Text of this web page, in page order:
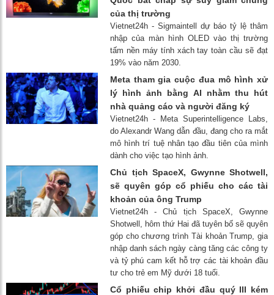
của thị trường
Vietnet24h - Sigmaintell dự báo tỷ lệ thâm
nhập của màn hình OLED vào thị trường
tấm nền máy tính xách tay toàn cầu sẽ đạt
19% vào năm 2030.
Meta tham gia cuộc đua mô hình xử
lý hình ảnh bằng AI nhằm thu hút
nhà quảng cáo và người đăng ký
Vietnet24h - Meta Superintelligence Labs,
do Alexandr Wang dẫn đầu, đang cho ra mắt
mô hình trí tuệ nhân tạo đầu tiên của mình
dành cho việc tạo hình ảnh.
Chủ tịch SpaceX, Gwynne Shotwell,
sẽ quyên góp cổ phiếu cho các tài
khoản của ông Trump
Vietnet24h - Chủ tịch SpaceX, Gwynne
Shotwell, hôm thứ Hai đã tuyên bố sẽ quyên
góp cho chương trình Tài khoản Trump, gia
nhập danh sách ngày càng tăng các công ty
và tỷ phú cam kết hỗ trợ các tài khoản đầu
tư cho trẻ em Mỹ dưới 18 tuổi.
Cổ phiếu chip khởi đầu quý III kém